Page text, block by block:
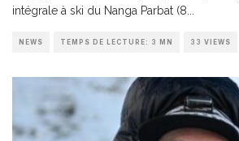
intégrale à ski du Nanga Parbat (8
NEWS TEMPS DE LECTURE: 3 MN 33 VIEWS